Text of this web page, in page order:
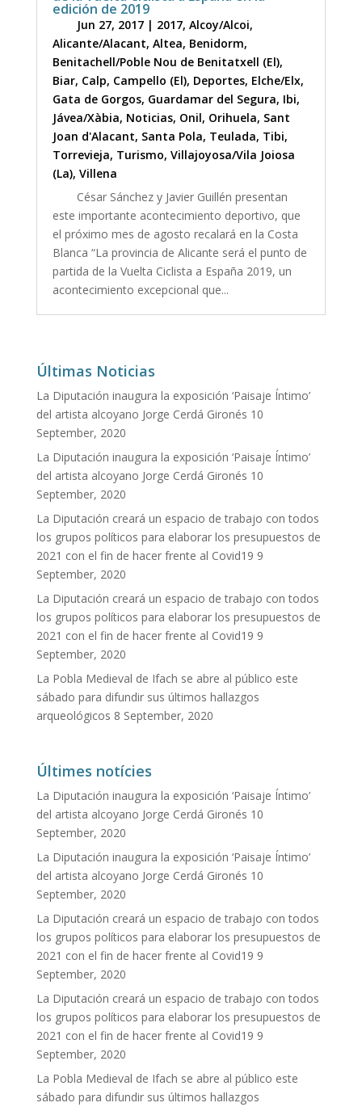
edición de 2019
Jun 27, 2017| 2017, Alcoy/Alcoi,
Alicante/Alacant, Altea, Benidorm,
Benitachell/Poble Nou de Benitatxell (El),
Biar, Calp, Campello (El), Deportes, Elche/Elx,
Gata de Gorgos, Guardamar del Segura, Ibi,
Jávea/Xàbia, Noticias, Onil, Orihuela, Sant
Joan d'Alacant, Santa Pola, Teulada, Tibi,
Torrevieja, Turismo, Villajoyosa/Vila Joiosa
(La), Villena
César Sánchez y Javier Guillén presentan
este importante acontecimiento deportivo, que
el próximo mes de agosto recalará en la Costa
Blanca “La provincia de Alicante será el punto de
partida de la Vuelta Ciclista a España 2019, un
acontecimiento excepcional que...
Últimas Noticias
La Diputación inaugura la exposición ‘Paisaje Íntimo’
del artista alcoyano Jorge Cerdá Gironés 10
September, 2020
La Diputación inaugura la exposición ‘Paisaje Íntimo’
del artista alcoyano Jorge Cerdá Gironés 10
September, 2020
La Diputación creará un espacio de trabajo con todos
los grupos políticos para elaborar los presupuestos de
2021 con el fin de hacer frente al Covid19 9
September, 2020
La Diputación creará un espacio de trabajo con todos
los grupos políticos para elaborar los presupuestos de
2021 con el fin de hacer frente al Covid19 9
September, 2020
La Pobla Medieval de Ifach se abre al público este
sábado para difundir sus últimos hallazgos
arqueológicos 8 September, 2020
Últimes notícies
La Diputación inaugura la exposición ‘Paisaje Íntimo’
del artista alcoyano Jorge Cerdá Gironés 10
September, 2020
La Diputación inaugura la exposición ‘Paisaje Íntimo’
del artista alcoyano Jorge Cerdá Gironés 10
September, 2020
La Diputación creará un espacio de trabajo con todos
los grupos políticos para elaborar los presupuestos de
2021 con el fin de hacer frente al Covid19 9
September, 2020
La Diputación creará un espacio de trabajo con todos
los grupos políticos para elaborar los presupuestos de
2021 con el fin de hacer frente al Covid19 9
September, 2020
La Pobla Medieval de Ifach se abre al público este
sábado para difundir sus últimos hallazgos